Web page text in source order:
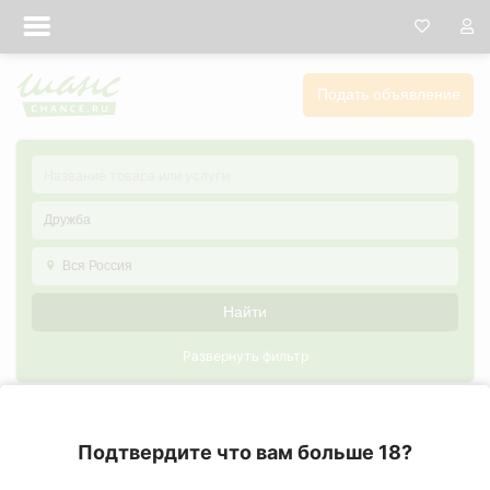
Подать объявление
Дружба
Вся Россия
Найти
Развернуть фильтр
Подтвердите что вам больше 18?